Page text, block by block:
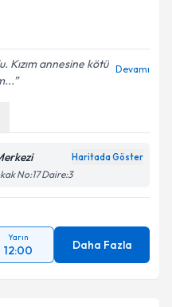
Kızım annesine kötü Devamı
Haritada Göster
No:17 Daire:3
Yarın
12:00 Daha Fazla